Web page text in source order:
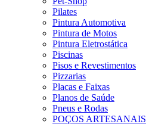
Pilates
Pintura Automotiva
Pintura de Motos
Pintura Eletrostática
Piscinas
Pisos e Revestimentos
Pizzarias
Placas e Faixas
Planos de Saúde
Pneus e Rodas
POÇOS ARTESANAIS